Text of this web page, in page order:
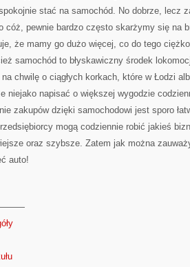
stać na samochód. No dobrze, lecz
cóż, pewnie bardzo często skarżymy się na
że mamy go dużo więcej, co do tego
samochód to błyskawiczny środek
chwilę o ciągłych korkach, które w Łodzi
niejako napisać o większej wygodzie
zakupów dzięki samochodowi jest sporo
mogą codziennie robić jakieś
oraz szybsze. Zatem jak można
auto!